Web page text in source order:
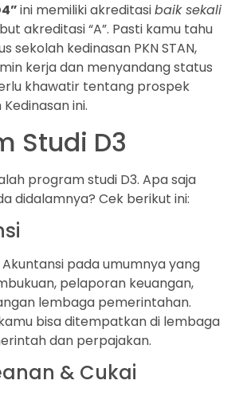
ini memiliki akreditasibaik sekali
akreditasi “A”. Pasti kamu tahu
sekolah kedinasan PKN STAN,
kerja dan menyandang status
khawatir tentang prospek
ini.
Studi D3
program studi D3. Apa saja
didalamnya? Cek berikut ini:
pada umumnya yang
pelaporan keuangan,
lembaga pemerintahan.
bisa ditempatkan di lembaga
dan perpajakan.
& Cukai